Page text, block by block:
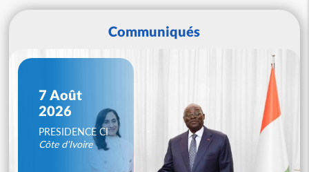
Communiqués
7 Août
2026
PRESIDENCE CI
Côte d'Ivoire